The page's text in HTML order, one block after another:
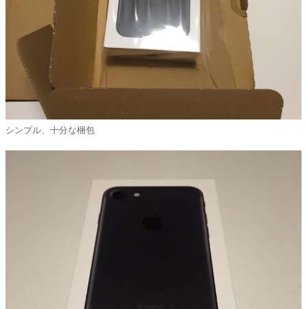
シンプル、十分な梱包